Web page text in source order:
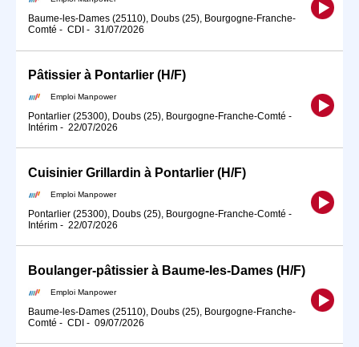
Baume-les-Dames (25110), Doubs (25), Bourgogne-Franche-
Comté - CDI - 31/07/2026
Pâtissier à Pontarlier (H/F)
Emploi Manpower
Pontarlier (25300), Doubs (25), Bourgogne-Franche-Comté -
Intérim - 22/07/2026
Cuisinier Grillardin à Pontarlier (H/F)
Emploi Manpower
Pontarlier (25300), Doubs (25), Bourgogne-Franche-Comté -
Intérim - 22/07/2026
Boulanger-pâtissier à Baume-les-Dames (H/F)
Emploi Manpower
Baume-les-Dames (25110), Doubs (25), Bourgogne-Franche-
Comté - CDI - 09/07/2026